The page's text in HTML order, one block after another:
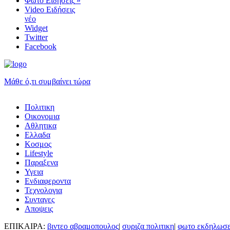
Video Ειδήσεις
νέο
Widget
Twitter
Facebook
Μάθε ό,τι συμβαίνει τώρα
Πολιτικη
Οικονομια
Αθλητικα
Ελλαδα
Κοσμος
Lifestyle
Παραξενα
Υγεια
Ενδιαφεροντα
Τεχνολογια
Συνταγες
Αποψεις
ΕΠΙΚΑΙΡΑ: βιντεο αβραμοπουλος| συριζα πολιτικη| φωτο